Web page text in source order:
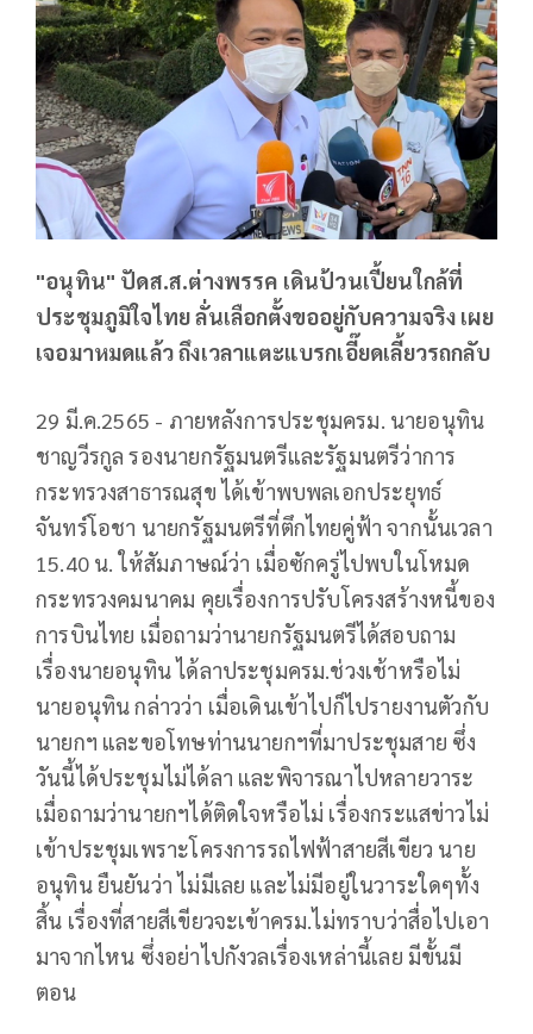
"อนุทิน" ปัดส.ส.ต่างพรรค เดินป้วนเปี้ยนใกล้ที่
ประชุมภูมิใจไทย ลั่นเลือกตั้งขออยู่กับความจริง เผย
เจอมาหมดแล้ว ถึงเวลาแตะแบรกเอี๊ยดเลี้ยวรถกลับ
29 มี.ค.2565 - ภายหลังการประชุมครม. นายอนุทิน
ชาญวีรกูล รองนายกรัฐมนตรีและรัฐมนตรีว่าการ
กระทรวงสาธารณสุข ได้เข้าพบพลเอกประยุทธ์
จันทร์โอชา นายกรัฐมนตรีที่ตึกไทยคู่ฟ้า จากนั้นเวลา
15.40 น. ให้สัมภาษณ์ว่า เมื่อซักครู่ไปพบในโหมด
กระทรวงคมนาคม คุยเรื่องการปรับโครงสร้างหนี้ของ
การบินไทย เมื่อถามว่านายกรัฐมนตรีได้สอบถาม
เรื่องนายอนุทิน ได้ลาประชุมครม.ช่วงเช้าหรือไม่
นายอนุทิน กล่าวว่า เมื่อเดินเข้าไปก็ไปรายงานตัวกับ
นายกฯ และขอโทษท่านนายกฯที่มาประชุมสาย ซึ่ง
วันนี้ได้ประชุมไม่ได้ลา และพิจารณาไปหลายวาระ
เมื่อถามว่านายกฯได้ติดใจหรือไม่ เรื่องกระแสข่าวไม่
เข้าประชุมเพราะโครงการรถไฟฟ้าสายสีเขียว นาย
อนุทิน ยืนยันว่า ไม่มีเลย และไม่มีอยู่ในวาระใดๆทั้ง
สิ้น เรื่องที่สายสีเขียวจะเข้าครม.ไม่ทราบว่าสื่อไปเอา
มาจากไหน ซึ่งอย่าไปกังวลเรื่องเหล่านี้เลย มีขั้นมี
ตอน